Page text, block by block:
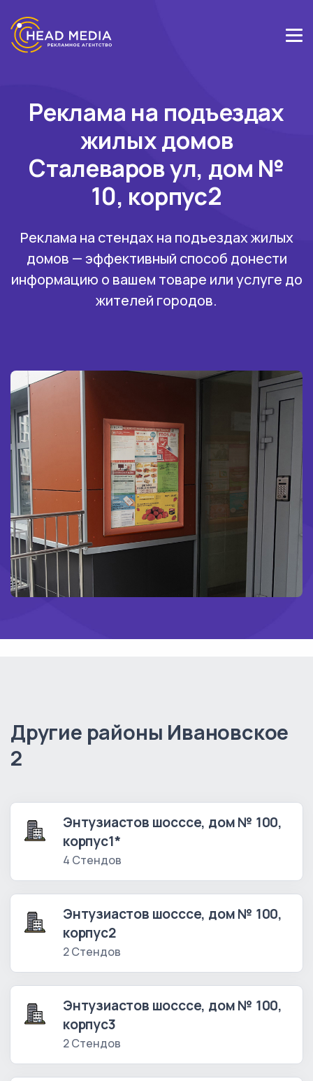
Реклама на подъездах
жилых домов
Сталеваров ул, дом №
10, корпус2
Реклама на стендах на подъездах жилых
домов — эффективный способ донести
информацию о вашем товаре или услуге до
жителей городов.
Другие районы Ивановское
2
Энтузиастов шосссе, дом № 100,
корпус1*
4 Стендов
Энтузиастов шосссе, дом № 100,
корпус2
2 Стендов
Энтузиастов шосссе, дом № 100,
корпус3
2 Стендов